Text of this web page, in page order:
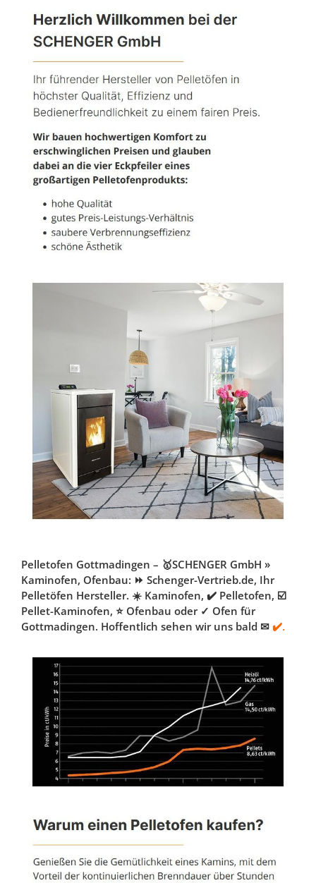
Pelletofen Gottmadingen – 🥇SCHENGER GmbH »
Kaminofen, Ofenbau: ⏩ Schenger-Vertrieb.de, Ihr
Pelletöfen Hersteller. ☀️ Kaminofen, ✔️ Pelletofen, ☑️
Pellet-Kaminofen, ⭐ Ofenbau oder ✓ Ofen für
Gottmadingen. Hoffentlich sehen wir uns bald ✉ ✔️.